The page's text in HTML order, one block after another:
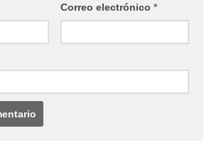
Correo electrónico *